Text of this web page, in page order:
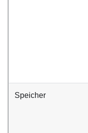
Speicher